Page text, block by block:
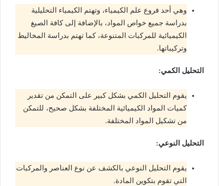
وهي أحد فروع علم الكيمياء، وتهتم الكيمياء التحليلية
بدراسة جميع خواص المواد، بالإضافة إلى كافة الصيغ
الكيميائية للمركبات المتنوعة، كما تهتم بدراسة المخاليط
وتركيباتها.
التحليل الكمي:
يقوم التحليل الكمي بشكل كبير على التمكن من تقدير
كميات المواد الكيميائية المختلفة بشكل صحيح، للتمكن
من تشكيل المواد المختلفة.
التحليل النوعي:
يقوم التحليل النوعي بالكشف عن نوع العناصر والمركبات
التي تقوم بتكوين المادة.